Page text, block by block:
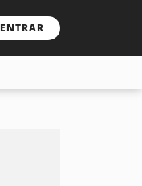
ENTRAR